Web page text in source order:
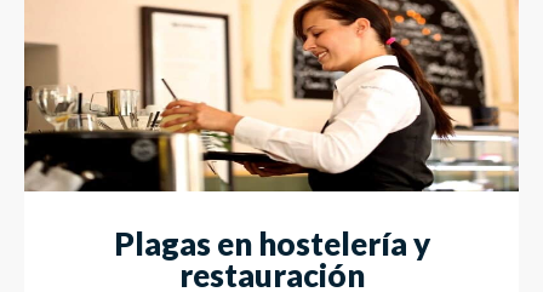
Plagas en hostelería y
restauración